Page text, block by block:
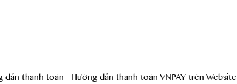
dẫn thanh toán Hướng dẫn thanh toán VNPAY trên Website